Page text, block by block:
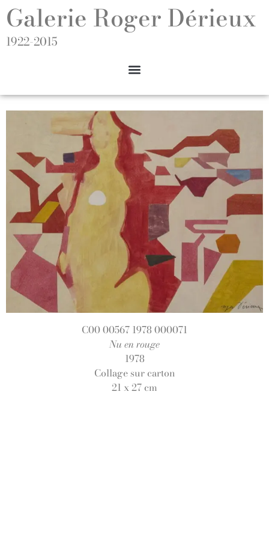
Galerie Roger Dérieux
1922-2015
C00 00567 1978 000071
Nu en rouge
1978
Collage sur carton
21 x 27 cm